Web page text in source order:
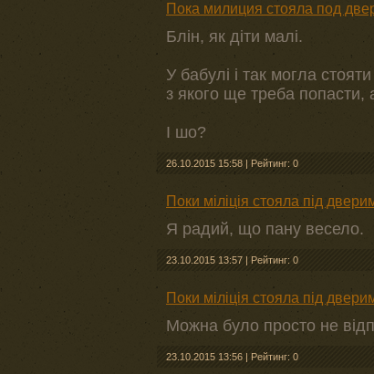
Пока милиция стояла под
Блін, як діти малі.
У бабулі і так могла
з якого ще треба попасти,
І шо?
26.10.2015 15:58 | Рейтинг: 0
Поки міліція стояла під
Я радий, що пану весело.
23.10.2015 13:57 | Рейтинг: 0
Поки міліція стояла під
Можна було просто не
23.10.2015 13:56 | Рейтинг: 0